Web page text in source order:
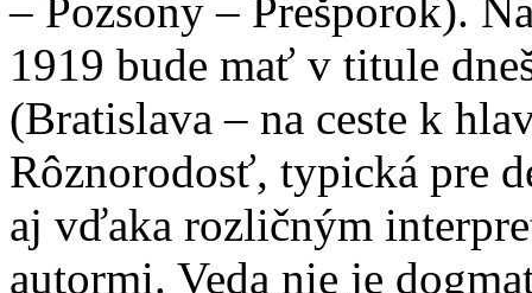
– Pozsony – Prešporok).
1919 bude mať v titule
(Bratislava – na ceste k
Rôznorodosť, typická pre
aj vďaka rozličným
autormi. Veda nie je